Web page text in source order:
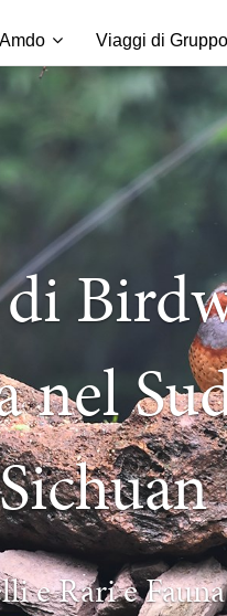
Viaggi di
nel
e Rari e